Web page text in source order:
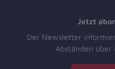
Jetzt
Der Newsletter
Abständen über